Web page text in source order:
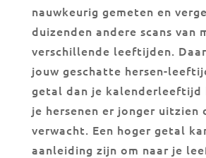
nauwkeurig gemeten en
duizenden andere scans van
verschillende leeftijden.
jouw geschatte hersen-
getal dan je
je hersenen er jonger uitzien
verwacht. Een hoger getal
aanleiding zijn om naar je